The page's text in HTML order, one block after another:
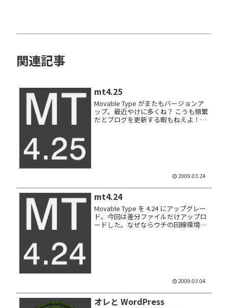
関連記事
mt4.25
Movable Type がまたもバージョンア
ップ。最近やけに多くね？ こうも頻繁
だとブログを更新する暇もねえよ！
2009.03.24
mt4.24
Movable Type を 4.24 にアップグレー
ド。今回は差分ファイルだけアップロ
ードした。なぜならウチの回線環境か
2009.03.04
オレと WordPress